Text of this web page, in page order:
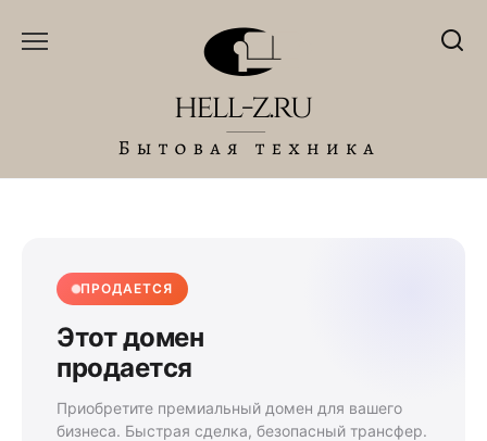
ПРОДАЕТСЯ
Этот домен
продается
Приобретите премиальный домен для вашего
бизнеса. Быстрая сделка, безопасный трансфер.